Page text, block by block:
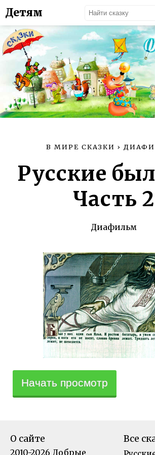
Детям
В МИРЕ СКАЗКИ ›
Русские
Часть 2
Диафильм
Начать просмотр
О сайте
2010-2026 Добрые
Все